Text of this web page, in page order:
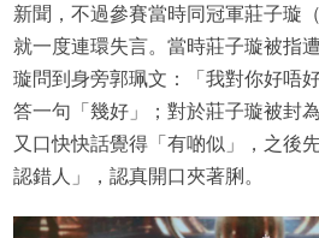
新聞，不過參賽當時同冠軍莊子璇
就一度連環失言。當時莊子璇被指
璇問到身旁郭珮文：「我對你好唔
答一句「幾好」；對於莊子璇被封
又口快快話覺得「有啲似」，之後
認錯人」，認真開口夾著脷。